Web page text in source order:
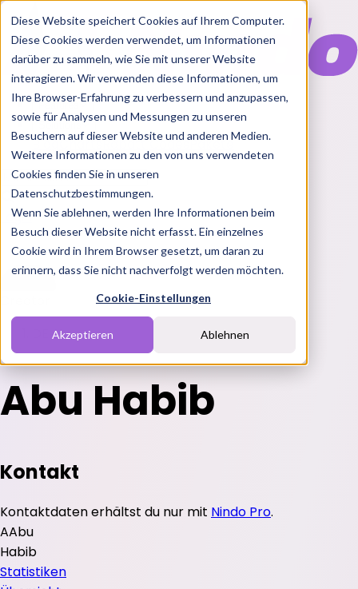
Diese Website speichert Cookies auf Ihrem Computer.
Diese Cookies werden verwendet, um Informationen
darüber zu sammeln, wie Sie mit unserer Website
interagieren. Wir verwenden diese Informationen, um
Ihre Browser-Erfahrung zu verbessern und anzupassen,
sowie für Analysen und Messungen zu unseren
Besuchern auf dieser Website und anderen Medien.
Weitere Informationen zu den von uns verwendeten
Cookies finden Sie in unseren
Datenschutzbestimmungen.
Wenn Sie ablehnen, werden Ihre Informationen beim
Besuch dieser Website nicht erfasst. Ein einzelnes
Cookie wird in Ihrem Browser gesetzt, um daran zu
erinnern, dass Sie nicht nachverfolgt werden möchten.
Cookie-Einstellungen
Akzeptieren Ablehnen
Features
Solutions
BlogChartsRabatt CodesPakete
Login
Abu Habib
Kontakt
Kontaktdaten erhältst du nur mit Nindo Pro.
AAbu
Habib
Statistiken